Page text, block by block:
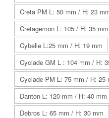
Creta PM L: 50 mm / H: 23
Cretagemon L: 105 / H: 35 mm
Cybelle L:25 mm / H: 19 mm
Cyclade GM L : 104 mm / H:
Cyclade PM L: 75 mm / H: 25
Danton L: 120 mm / H: 40 mm
Debros L: 65 mm / H: 30 mm